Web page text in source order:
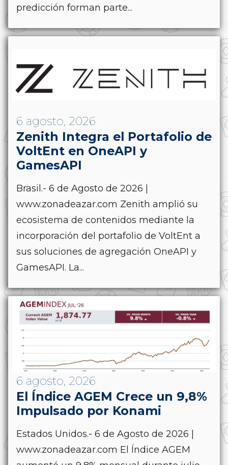
predicción forman parte...
6 agosto, 2026
Zenith Integra el Portafolio de
VoltEnt en OneAPI y
GamesAPI
Brasil.- 6 de Agosto de 2026 |
www.zonadeazar.com Zenith amplió su
ecosistema de contenidos mediante la
incorporación del portafolio de VoltEnt a
sus soluciones de agregación OneAPI y
GamesAPI. La...
6 agosto, 2026
El Índice AGEM Crece un 9,8%
Impulsado por Konami
Estados Unidos.- 6 de Agosto de 2026 |
www.zonadeazar.com El Índice AGEM